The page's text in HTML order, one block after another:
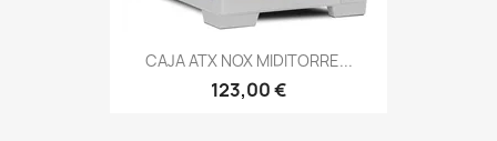
CAJA ATX NOX MIDITORRE...
123,00 €